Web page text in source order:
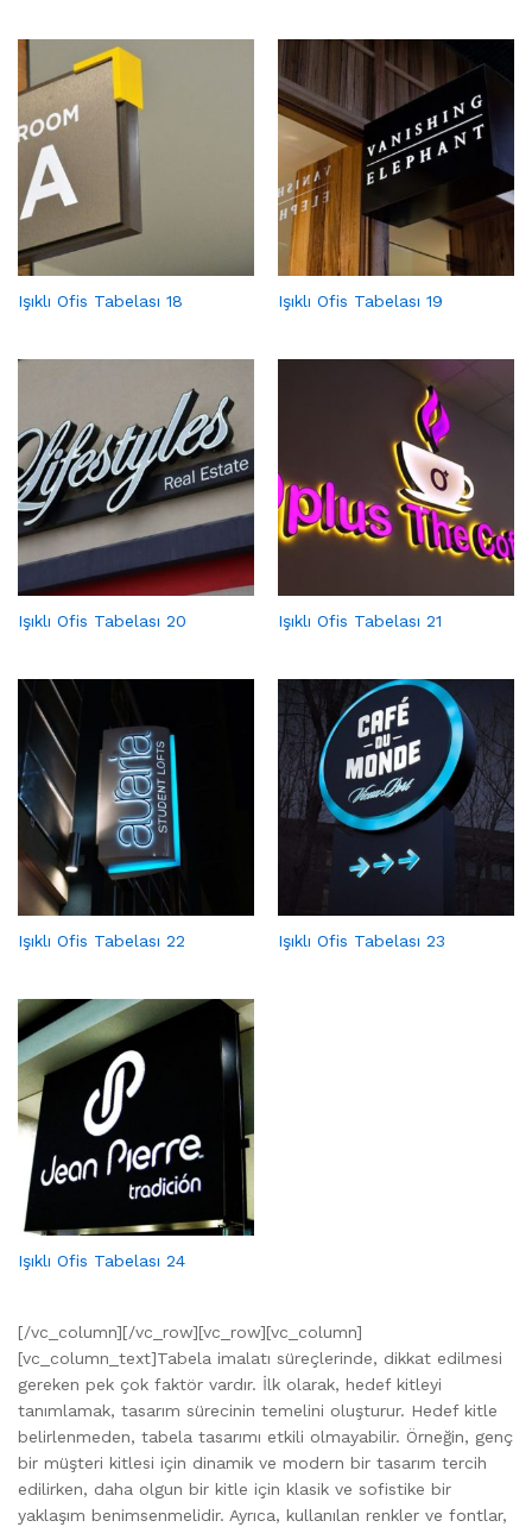
Işıklı Ofis Tabelası 18 Işıklı Ofis Tabelası 19
Işıklı Ofis Tabelası 20 Işıklı Ofis Tabelası 21
Işıklı Ofis Tabelası 22 Işıklı Ofis Tabelası 23
Işıklı Ofis Tabelası 24
[/vc_column][/vc_row][vc_row][vc_column]
[vc_column_text]Tabela imalatı süreçlerinde, dikkat edilmesi
gereken pek çok faktör vardır. İlk olarak, hedef kitleyi
tanımlamak, tasarım sürecinin temelini oluşturur. Hedef kitle
belirlenmeden, tabela tasarımı etkili olmayabilir. Örneğin, genç
bir müşteri kitlesi için dinamik ve modern bir tasarım tercih
edilirken, daha olgun bir kitle için klasik ve sofistike bir
yaklaşım benimsenmelidir. Ayrıca, kullanılan renkler ve fontlar,